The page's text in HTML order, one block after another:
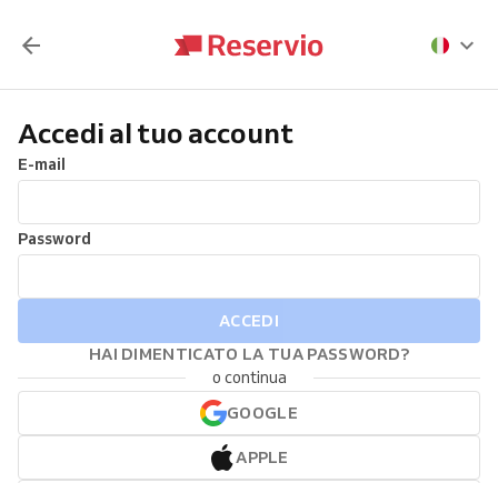
Accedi al tuo account
E-mail
Password
ACCEDI
HAI DIMENTICATO LA TUA PASSWORD?
o continua
GOOGLE
APPLE